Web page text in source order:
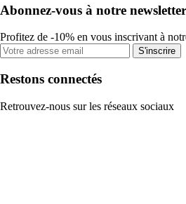
Abonnez-vous à notre newsletter
Profitez de -10% en vous inscrivant à
S'inscrire
Restons connectés
Retrouvez-nous sur les réseaux sociaux